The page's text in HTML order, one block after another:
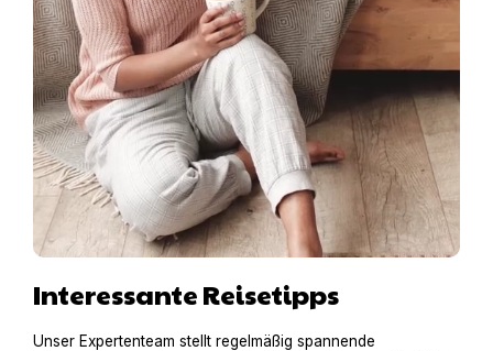
Interessante Reisetipps
Unser Expertenteam stellt regelmäßig spannende